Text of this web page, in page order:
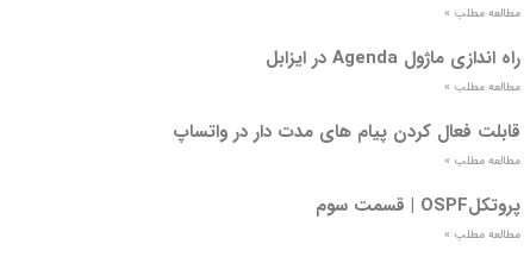
مطالعه مطلب »
راه اندازی ماژول Agenda در ایزابل
مطالعه مطلب »
قابلت فعال کردن پیام های مدت دار در واتساپ
مطالعه مطلب »
پروتکلOSPF | قسمت سوم
مطالعه مطلب »